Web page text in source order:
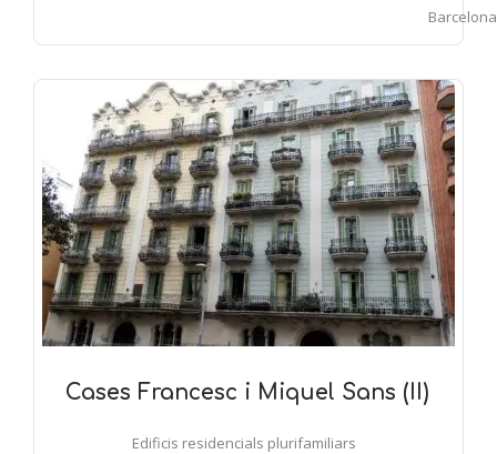
Barcelona
Cases Francesc i Miquel Sans (II)
Edificis residencials plurifamiliars